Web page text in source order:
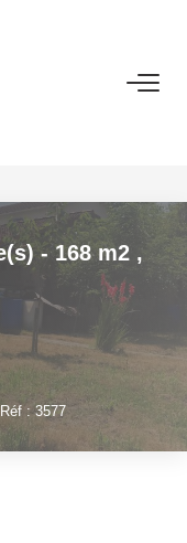
- 168 m2 ,
Réf : 3577